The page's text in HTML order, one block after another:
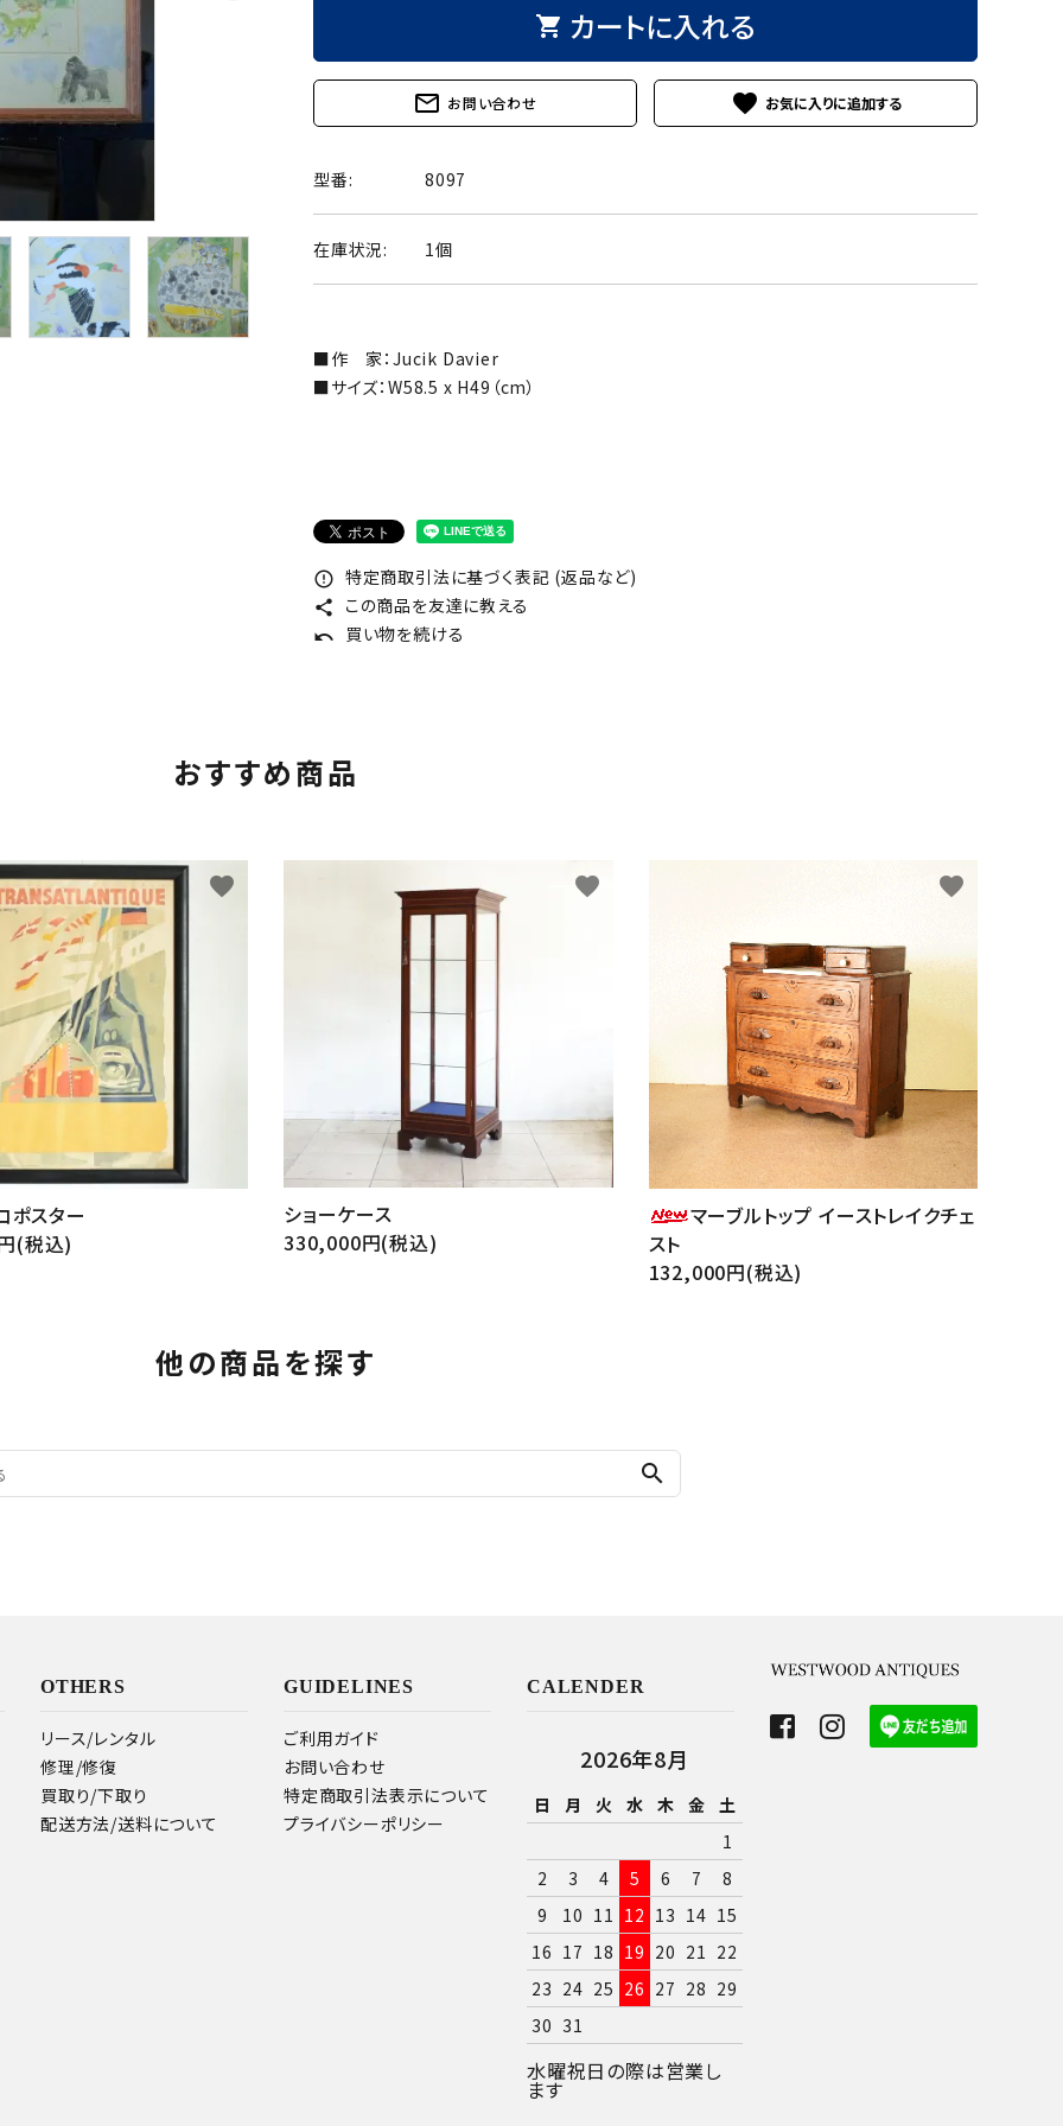
shopping_cart カートに入れる
mail_outline お問い合わせ favorite
型番: 8097
在庫状況: 1個
■作 家：Jucik Davier
■サイズ：W58.5 x H49（cm）
error_outline 特定商取引法に基づく表記 (返品など)
share この商品を友達に教える
undo 買い物を続ける
おすすめ商品
ポスター
(税込)
favorite
ショーケース
330,000円(税込)
favorite
マーブルトップ イーストレイクチェ
スト
132,000円(税込)
favorite
他の商品を探す
search
OTHERS
リース/レンタル
修理/修復
買取り/下取り
配送方法/送料について
GUIDELINES
ご利用ガイド
お問い合わせ
特定商取引法表示について
プライバシーポリシー
CALENDER
2026年8月
日 月 火 水 木 金 土
1
2
3 4 5 6 7
8
9
10 11 12 13 14 15
16 17 18 19 20 21 22
23 24 25 26 27 28 29
30 31
水曜祝日の際は営業し
ます